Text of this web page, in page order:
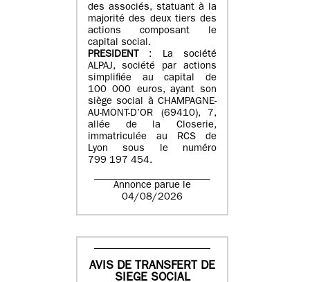
des associés, statuant à la
majorité des deux tiers des
actions composant le
capital social.
PRESIDENT
: La société
ALPAJ, société par actions
simplifiée au capital de
100 000 euros, ayant son
siège social à CHAMPAGNE-
AU-MONT-D’OR (69410), 7,
allée de la Closerie,
immatriculée au RCS de
Lyon sous le numéro
799 197 454.
Annonce parue le
04/08/2026
AVIS DE TRANSFERT DE
SIEGE SOCIAL